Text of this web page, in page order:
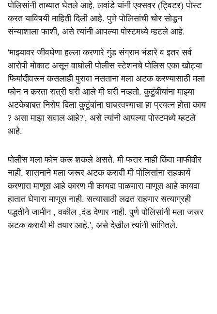
r
e
पोलिसांनी ताब्यात घेतले आहे. लवांडे यांनी एक्सवर (ट्विटर) पोस्ट
करत याविषयी माहिती दिली आहे. पुणे पोलिसांची चोर सोडून
संन्याशाला फाशी, असे त्यांनी आपल्या पोस्टमध्ये म्हटले आहे.
'माझ्यावर जीवघेणा हल्ला करणारे गुंड संग्राम भंडारे व इतर सर्व
आरोपी मोकाट असून वाघोली पोलीस स्टेशनचे पोलिस एका खोट्या
फिर्यादीवरून कसलाही पुरावा नसताना मला अटक करण्यासाठी मला
फोन न करता रात्री घरी आले मी घरी नव्हतो. कुटुंबीयांना माझ्या
अटकेबाबत निरोप दिला कुटुंबांना घाबरवण्याचा हा प्रयत्न होता काय
? असा माझा सवाल आहे?', असे त्यांनी आपल्या पोस्टमध्ये म्हटले
आहे.
पोलीस मला फोन करू शकले असते. मी फरार नाही किंवा माफीवीर
नाही. शासनाने मला जरूर अटक करावी मी पोलिसांना सहकार्य
करणारा माणूस आहे कारण मी कायदा पाळणारा माणूस आहे कायदा
हातात घेणारा माणूस नाही. सत्यासाठी लढत राहणार सत्याग्रही
पद्धतीने जामीन , वकील ,दंड देणार नाही. पुणे पोलिसांनी मला जरूर
अटक करावी मी तयार आहे.', असे देखील त्यांनी सांगितले.